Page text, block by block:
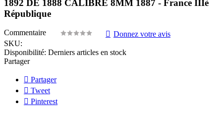
1892 DE 1888 CALIBRE 8MM 1887 - France IIIè
République
Commentaire
Donnez votre avis
SKU:
Disponibilité: Derniers articles en stock
Partager
Partager
Tweet
Pinterest